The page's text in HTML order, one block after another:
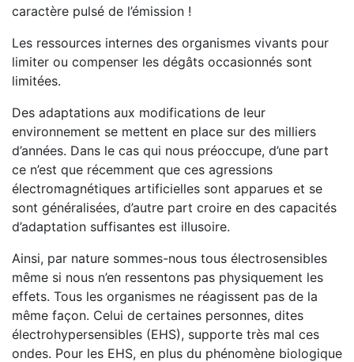
caractère pulsé de l’émission !
Les ressources internes des organismes vivants pour
limiter ou compenser les dégâts occasionnés sont
limitées.
Des adaptations aux modifications de leur
environnement se mettent en place sur des milliers
d’années. Dans le cas qui nous préoccupe, d’une part
ce n’est que récemment que ces agressions
électromagnétiques artificielles sont apparues et se
sont généralisées, d’autre part croire en des capacités
d’adaptation suffisantes est illusoire.
Ainsi, par nature sommes-nous tous électrosensibles
même si nous n’en ressentons pas physiquement les
effets. Tous les organismes ne réagissent pas de la
même façon. Celui de certaines personnes, dites
électrohypersensibles (EHS), supporte très mal ces
ondes. Pour les EHS, en plus du phénomène biologique